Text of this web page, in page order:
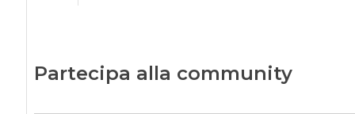
Partecipa alla community